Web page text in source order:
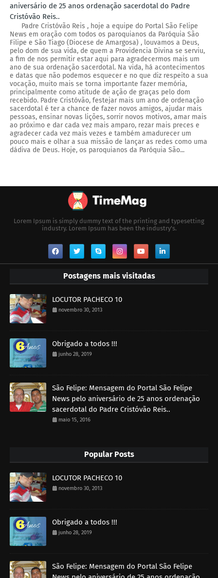
aniversário de 25 anos ordenação sacerdotal do Padre
Cristóvão Reis..
Padre Cristóvão Reis , hoje a equipe do Portal São Felipe
News em oração com todos os paroquianos da Paróquia São
Filipe e São Tiago (Diocese de Amargosa) , louvamos a Deus,
pelo dom de sua vida, de quem a Providencia Divina se serviu,
a fim de nos permitir estar aqui para agradecermos mais um
ano de sua ordenação sacerdotal. Na vida, há acontecimentos
e datas que não podemos esquecer e no que diz respeito a sua
vocação, muito mais se torna importante fazer memória,
principalmente como atitude de ação de graças pelo dom
recebido. Padre Cristóvão, festejar mais um ano de ordenação
sacerdotal é ter a chance de fazer novos amigos, ajudar mais
pessoas, ensinar novas lições, sorrir novos motivos, amar mais
ao próximo e dar cada vez mais amparo, rezar mais preces e
agradecer cada vez mais vezes e também amadurecer um
pouco mais e olhar a sua missão de lançar as redes como uma
dádiva de Deus. Hoje, os paroquianos da Paróquia São...
Lorem Ipsum is simply dummy text of the printing and typesetting
industry. Lorem Ipsum has been the industry's.
Postagens mais visitadas
LOCUTOR PACHECO 10
novembro 30, 2013
Obrigado a todos !!!
junho 28, 2019
São Felipe: Mensagem do Portal São Felipe
News pelo aniversário de 25 anos ordenação
sacerdotal do Padre Cristóvão Reis..
maio 15, 2016
Popular Posts
LOCUTOR PACHECO 10
novembro 30, 2013
Obrigado a todos !!!
junho 28, 2019
São Felipe: Mensagem do Portal São Felipe